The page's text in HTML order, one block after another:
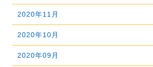
2025年05月
2025年04月
2025年03月
2024年06月
2024年05月
2024年04月
2023年07月
2023年06月
2023年05月
2022年09月
2022年08月
2022年07月
2020年11月
2020年10月
2020年09月